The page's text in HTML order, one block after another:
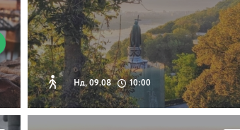
Нд, 09.08 10:00